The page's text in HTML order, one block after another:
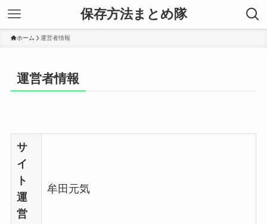
保存方法まとめ隊
ホーム 運営者情報
運営者情報
サ
イ
ト
運
営
牟田元気